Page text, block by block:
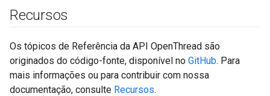
Recursos
Os tópicos de Referência da API OpenThread são
originados do código-fonte, disponível no GitHub. Para
mais informações ou para contribuir com nossa
documentação, consulte Recursos.